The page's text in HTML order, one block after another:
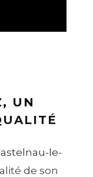
UN
le-
de son